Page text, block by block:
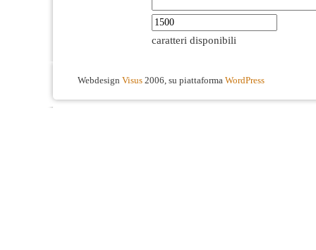
caratteri disponibili
Webdesign Visus 2006, su piattaforma WordPress